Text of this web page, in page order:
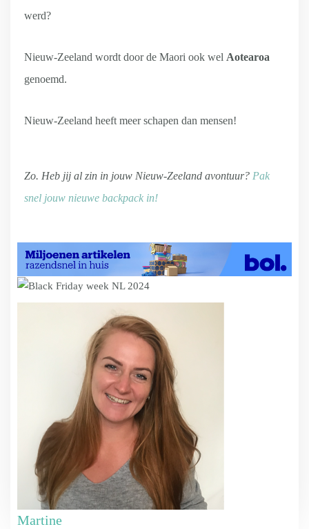
werd?
Nieuw-Zeeland wordt door de Maori ook wel Aotearoa
genoemd.
Nieuw-Zeeland heeft meer schapen dan mensen!
Zo. Heb jij al zin in jouw Nieuw-Zeeland avontuur? Pak
snel jouw nieuwe backpack in!
Martine